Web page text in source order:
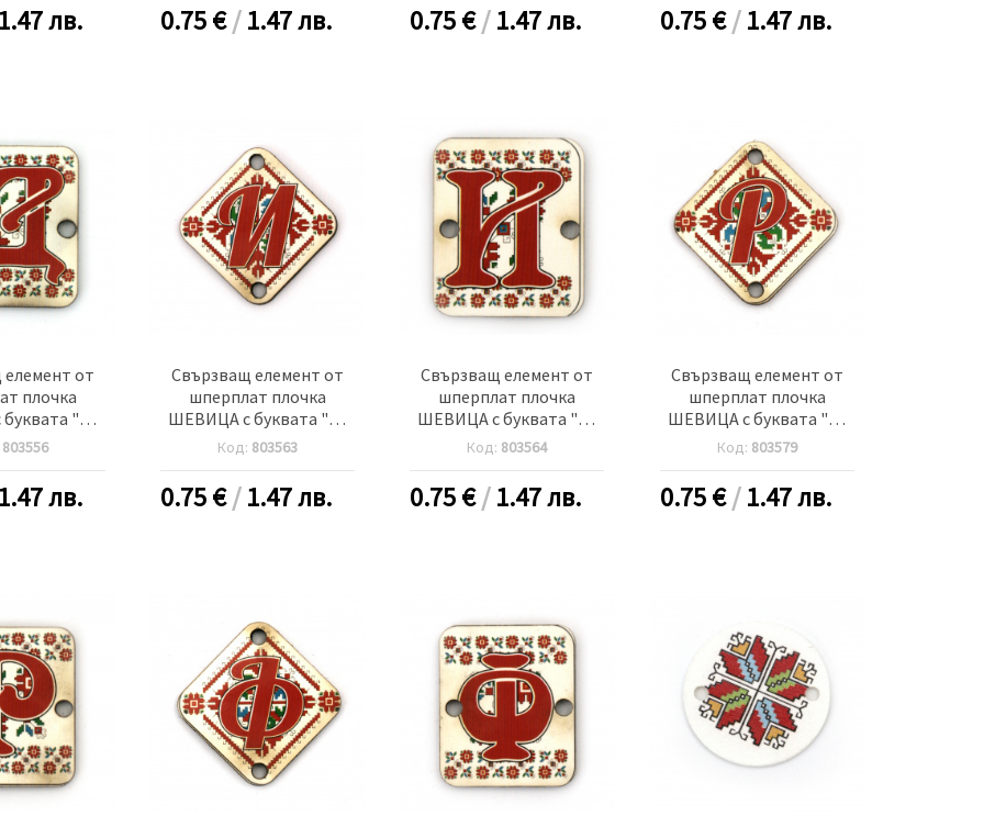
1.47 лв. 0.75€/1.47 лв. 0.75€/1.47 лв. 0.75€/1.47 лв.
от
плочка
"Д"
дупка 2.5 мм
803556
1.47 лв.
Свързващ елемент от
шперплат плочка
ШЕВИЦА с буквата "И"
30x2 мм дупка 2.5 мм -5
броя
Код: 803563
0.75€/1.47 лв.
Свързващ елемент от
шперплат плочка
ШЕВИЦА с буквата "И"
20x25x2 мм дупка 2.5 мм
-5 броя
Код: 803564
0.75€/1.47 лв.
Свързващ елемент от
шперплат плочка
ШЕВИЦА с буквата "Р"
30x2 мм дупка 2.5 мм -5
броя
Код: 803579
0.75€/1.47 лв.